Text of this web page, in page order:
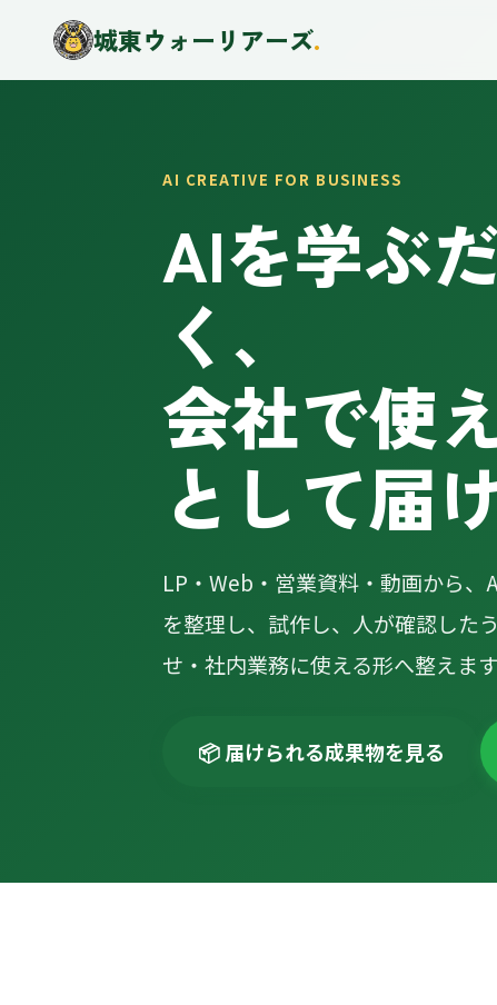
城東ウォーリアーズ.
AI CREATIVE FOR BUSINESS
AIを学ぶ
く、
会社で使
として届
LP・Web・営業資料・動画から
を整理し、試作し、人が確認した
せ・社内業務に使える形へ整えます
📦 届けられる成果物を見る